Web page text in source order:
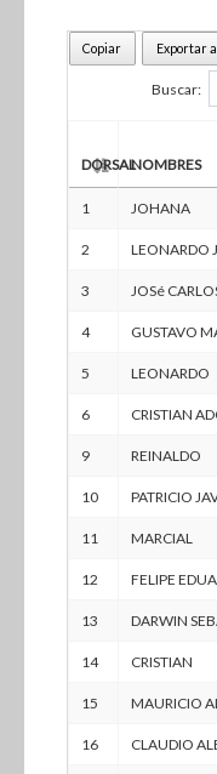
Copiar Exportar a
Buscar:
DORSALNOMBRES
1 JOHANA
2 LEONARDO
3 JOSé
4 GUSTAVO
5 LEONARDO
6 CRISTIAN
9 REINALDO
10 PATRICIO
11 MARCIAL
12 FELIPE
13 DARWIN
14 CRISTIAN
15 MAURICIO
16 CLAUDIO